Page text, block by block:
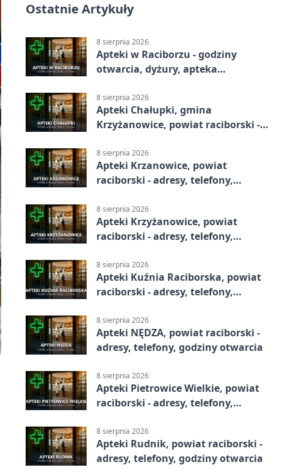
Ostatnie Artykuły
8 sierpnia 2026
Apteki w Raciborzu - godziny
otwarcia, dyżury, apteka
8 sierpnia 2026
Apteki Chałupki, gmina
Krzyżanowice, powiat raciborski -
8 sierpnia 2026
Apteki Krzanowice, powiat
raciborski - adresy, telefony,
8 sierpnia 2026
Apteki Krzyżanowice, powiat
raciborski - adresy, telefony,
8 sierpnia 2026
Apteki Kuźnia Raciborska, powiat
raciborski - adresy, telefony,
8 sierpnia 2026
Apteki NĘDZA, powiat raciborski -
adresy, telefony, godziny otwarcia
8 sierpnia 2026
Apteki Pietrowice Wielkie, powiat
raciborski - adresy, telefony,
8 sierpnia 2026
Apteki Rudnik, powiat raciborski -
adresy, telefony, godziny otwarcia